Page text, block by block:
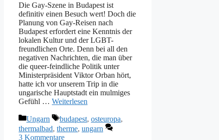
Die Gay-Szene in Budapest ist
definitiv einen Besuch wert! Doch die
Planung von Gay-Reisen nach
Budapest erfordert eine Kenntnis der
lokalen Kultur und der LGBT-
freundlichen Orte. Denn bei all den
negativen Nachrichten, die man über
die queer-feindliche Politik unter
Ministerpräsident Viktor Orban hört,
hatte ich vor unserem Trip in die
ungarische Hauptstadt ein mulmiges
Gefühl … Weiterlesen
Kategorien
Ungarn Schlagwörter
budapest, osteuropa,
thermalbad, therme, ungarn
3 Kommentare